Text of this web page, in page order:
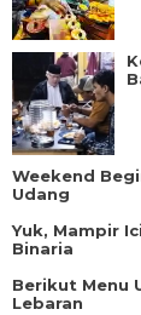
Weekend
Udang
Yuk, Mampir
Binaria
Berikut Menu
Lebaran